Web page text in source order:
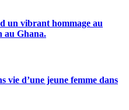
un vibrant hommage au
au Ghana.
vie d’une jeune femme dans